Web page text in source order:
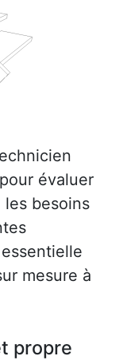
évaluer
besoins
mesure à
propre